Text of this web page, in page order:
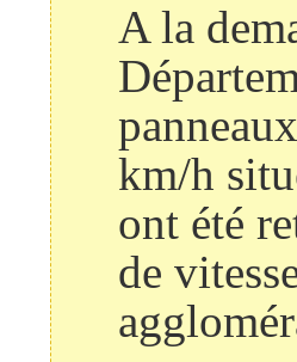
A la
km/h
ont été
de